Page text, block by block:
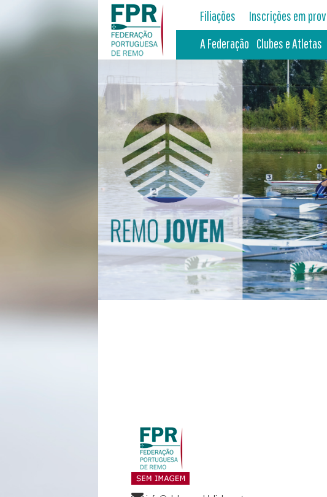
Filiações Inscrições em
A Federação Clubes e Atletas